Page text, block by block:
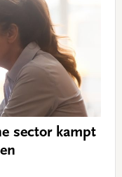
sector kampt